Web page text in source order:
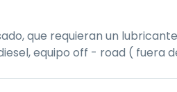
que requieran un
equipo off - road ( fuera